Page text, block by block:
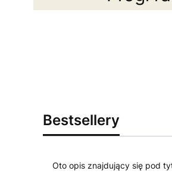
Bestsellery
Oto opis znajdujący się pod